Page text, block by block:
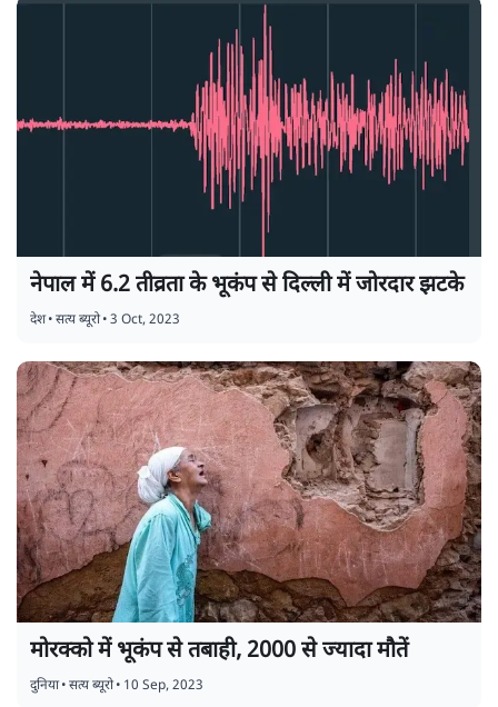
नेपाल में 6.2 तीव्रता के भूकंप से दिल्ली में जोरदार झटके
देश•सत्य ब्यूरो•3 Oct, 2023
मोरक्को में भूकंप से तबाही, 2000 से ज्यादा मौतें
दुनिया•सत्य ब्यूरो• 10 Sep, 2023